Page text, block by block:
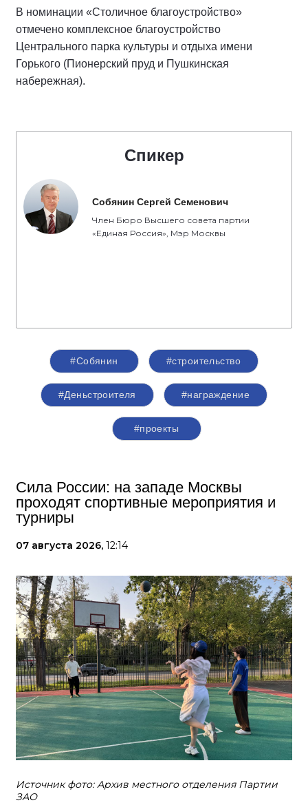
В номинации «Столичное благоустройство»
отмечено комплексное благоустройство
Центрального парка культуры и отдыха имени
Горького (Пионерский пруд и Пушкинская
набережная).
Спикер
Собянин Сергей Семенович
Член Бюро Высшего совета партии
«Единая Россия», Мэр Москвы
#Собянин #строительство
#Деньстроителя #награждение
#проекты
Сила России: на западе Москвы
проходят спортивные мероприятия и
турниры
07 августа 2026, 12:14
Источник фото: Архив местного отделения Партии
ЗАО